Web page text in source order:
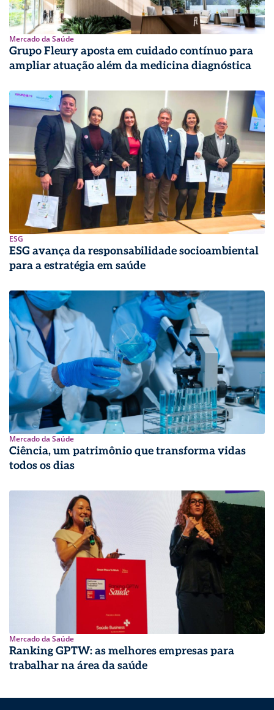
Mercado da Saúde
Grupo Fleury aposta em cuidado contínuo para
ampliar atuação além da medicina diagnóstica
ESG
ESG avança da responsabilidade socioambiental
para a estratégia em saúde
Mercado da Saúde
Ciência, um patrimônio que transforma vidas
todos os dias
Mercado da Saúde
Ranking GPTW: as melhores empresas para
trabalhar na área da saúde